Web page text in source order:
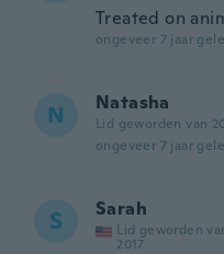
Treated on
ongeveer 7 jaar
N Natasha
Lid geworden van
ongeveer 7 jaar
S Sarah
Lid geworden
2017